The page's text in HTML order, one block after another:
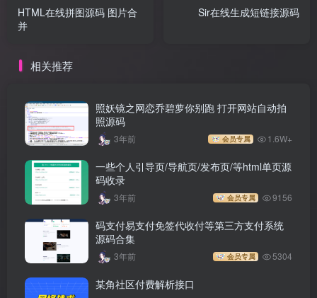
HTML在线拼图源码 图片合
并
Sir在线生成短链接源码
相关推荐
照妖镜之网恋乔碧萝你别跑 打开网站自动拍
照源码
3年前 会员专属 1.6W+
一些个人引导页/导航页/发布页/等html单页源
码收录
3年前 会员专属 9156
码支付易支付免签代收付等第三方支付系统
源码合集
3年前 会员专属 5304
某角社区付费解析接口